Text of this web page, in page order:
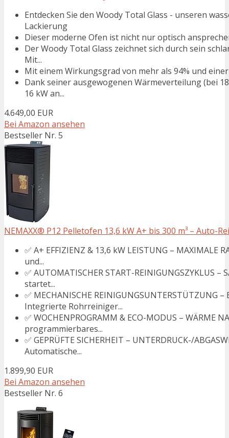
Entdecken Sie den Woody Total Glass - unseren
Lackierung
Dieser moderne Ofen ist nicht nur optisch
Der Woody Total Glass zeichnet sich durch sein
Mit...
Mit einem Wirkungsgrad von mehr als 94% und
Dank seiner ausgewogenen Wärmeverteilung (bei
16 kW an...
4.649,00 EUR
Bei Amazon ansehen
Bestseller Nr. 5
NEMAXX® P12 Pelletofen 13,6 kW A+ bis 300 m³ – Auto-
✅ A+ EFFIZIENZ & 13,6 kW LEISTUNG – MAXIMALE
und...
✅ AUTOMATISCHER START-REINIGUNGSZYKLUS
startet...
✅ MECHANISCHE REINIGUNGSUNTERSTÜTZUNG –
Integrierte Rohrreiniger...
✅ WOCHENPROGRAMM & ECO-MODUS – WÄRME
programmierbares...
✅ GEPRÜFTE SICHERHEIT – UNTERDRUCK-/
Automatische...
1.899,90 EUR
Bei Amazon ansehen
Bestseller Nr. 6